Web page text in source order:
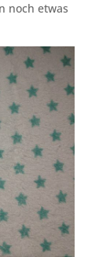
noch etwas